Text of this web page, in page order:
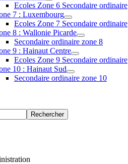
Ecoles Zone 6 Secondaire ordinaire
7 : Luxembourg
Ecoles Zone 7 Secondaire ordinaire
8 : Wallonie Picarde
Secondaire ordinaire zone 8
9 : Hainaut Centre
Ecoles Zone 9 Secondaire ordinaire
10 : Hainaut Sud
Secondaire ordinaire zone 10
Rechercher